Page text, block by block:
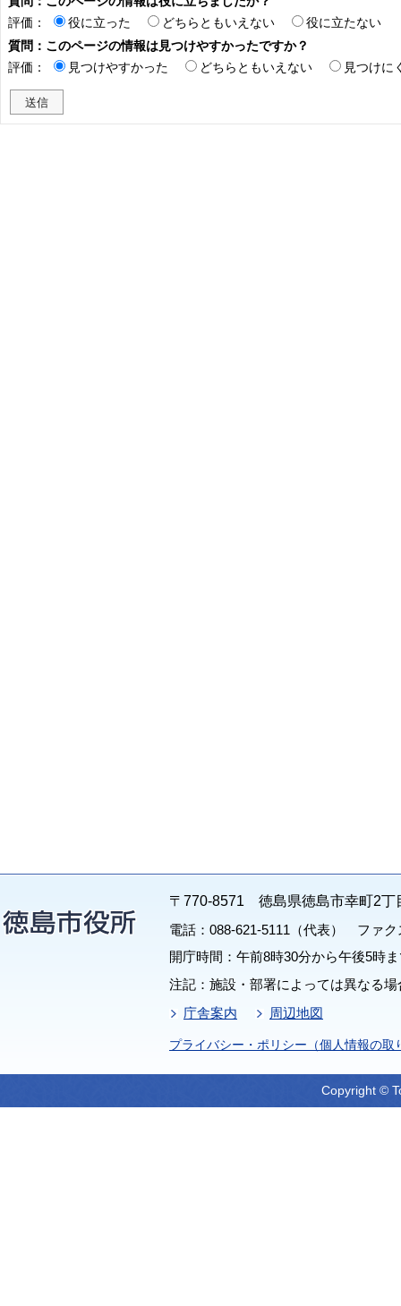
評価：
役に立った どちらともいえない
役に立たない
質問：このページの情報は見つけやすかったですか？
評価：
見つけやすかった どちらともいえない 見つけに
〒770-8571 徳島県徳島市幸町2丁
電話：088-621-5111（代表） ファク
開庁時間：午前8時30分から午後5時
注記：施設・部署によっては異なる
庁舎案内
周辺地図
プライバシー・ポリシー（個人情報の取
Copyright ©